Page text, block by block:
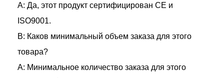
A: Да, этот продукт сертифицирован CE и
ISO9001.
В: Каков минимальный объем заказа для этого
товара?
A: Минимальное количество заказа для этого